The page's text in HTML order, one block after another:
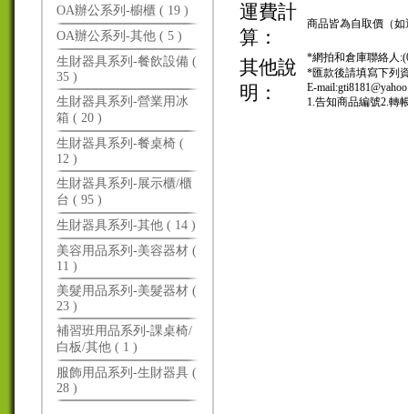
OA辦公系列-櫥櫃 ( 19 )
OA辦公系列-其他 ( 5 )
生財器具系列-餐飲設備 (
35 )
生財器具系列-營業用冰
箱 ( 20 )
生財器具系列-餐桌椅 (
12 )
生財器具系列-展示櫃/櫃
台 ( 95 )
生財器具系列-其他 ( 14 )
美容用品系列-美容器材 (
11 )
美髮用品系列-美髮器材 (
23 )
補習班用品系列-課桌椅/
白板/其他 ( 1 )
服飾用品系列-生財器具 (
28 )
運費計
算：
商品皆為自取價（
其他說
明：
*網拍和倉庫聯絡人
*匯款後請填寫下列
E-
1.告知商品編號2.轉